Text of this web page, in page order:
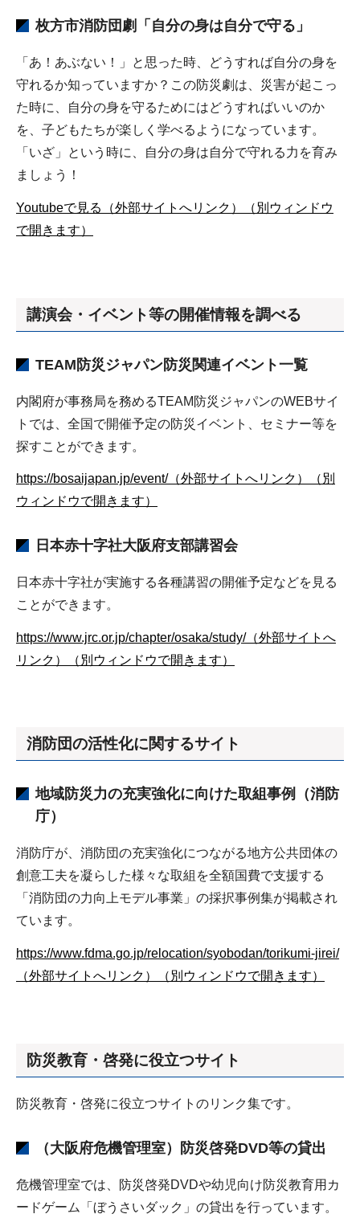
枚方市消防団劇 「自分の身は自分で守る」
「あ！あぶない！」と思った時、どうすれば自分の身を
守れるか知っていますか？この防災劇は、災害が起こっ
た時に、自分の身を守るためにはどうすればいいのか
を、子どもたちが楽しく学べるようになっています。
「いざ」という時に、自分の身は自分で守れる力を育み
ましょう！
Youtubeで見る（外部サイトへリンク）（別ウィンドウ
で開きます）
講演会・イベント等の開催情報を調べる
TEAM防災ジャパン防災関連イベント一覧
内閣府が事務局を務めるTEAM防災ジャパンのWEBサイ
トでは、全国で開催予定の防災イベント、セミナー等を
探すことができます。
https://bosaijapan.jp/event/（外部サイトへリンク）（別
ウィンドウで開きます）
日本赤十字社大阪府支部講習会
日本赤十字社が実施する各種講習の開催予定などを見る
ことができます。
https://www.jrc.or.jp/chapter/osaka/study/（外部サイトへ
リンク）（別ウィンドウで開きます）
消防団の活性化に関するサイト
地域防災力の充実強化に向けた取組事例（消防
庁）
消防庁が、消防団の充実強化につながる地方公共団体の
創意工夫を凝らした様々な取組を全額国費で支援する
「消防団の力向上モデル事業」の採択事例集が掲載され
ています。
https://www.fdma.go.jp/relocation/syobodan/torikumi-jirei/
（外部サイトへリンク）（別ウィンドウで開きます）
防災教育・啓発に役立つサイト
防災教育・啓発に役立つサイトのリンク集です。
（大阪府危機管理室）防災啓発DVD等の貸出
危機管理室では、防災啓発DVDや幼児向け防災教育用カ
ードゲーム「ぼうさいダック」の貸出を行っています。